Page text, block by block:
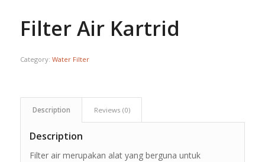
Filter Air Kartrid
Category: Water Filter
Description Reviews (0)
Description
Filter air merupakan alat yang berguna untuk